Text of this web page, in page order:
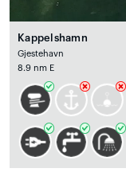
Kappelshamn
Gjestehavn
8.9 nm E